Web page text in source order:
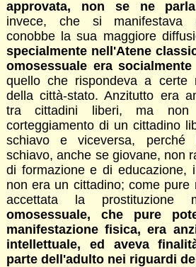
approvata, non se ne parla
invece, che si manifestava
conobbe la sua maggiore
specialmente nell'Atene
omosessuale era
quello che rispondeva a certe
della città-stato. Anzitutto era
tra cittadini liberi, ma non
corteggiamento di un cittadino
schiavo e viceversa, perché
schiavo, anche se giovane, non
di formazione e di educazione,
non era un cittadino; come pure
accettata la prostituzione
omosessuale, che pure
manifestazione fisica, era
intellettuale, ed aveva
parte dell'adulto nei riguardi